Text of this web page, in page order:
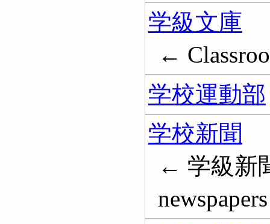
学級文庫
←
学校運動部
学校新聞
← 学級新